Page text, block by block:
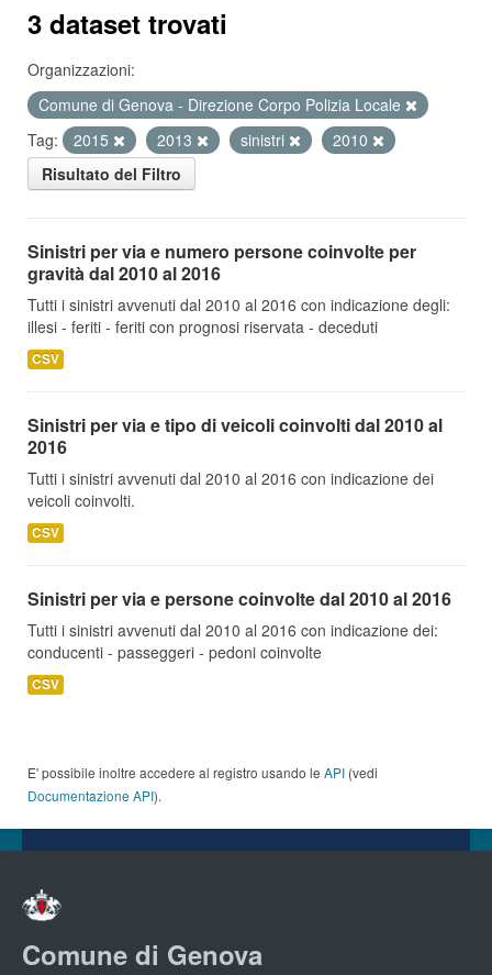
3 dataset trovati
Organizzazioni:
Comune di Genova - Direzione Corpo Polizia Locale
Tag:
2015 2013 sinistri
2010
Risultato del Filtro
Sinistri per via e numero persone coinvolte per
gravità dal 2010 al 2016
Tutti i sinistri avvenuti dal 2010 al 2016 con indicazione degli:
illesi - feriti - feriti con prognosi riservata - deceduti
CSV
Sinistri per via e tipo di veicoli coinvolti dal 2010 al
2016
Tutti i sinistri avvenuti dal 2010 al 2016 con indicazione dei
veicoli coinvolti.
CSV
Sinistri per via e persone coinvolte dal 2010 al 2016
Tutti i sinistri avvenuti dal 2010 al 2016 con indicazione dei:
conducenti - passeggeri - pedoni coinvolte
CSV
E' possibile inoltre accedere al registro usando le API (vedi
Documentazione API).
Comune di Genova